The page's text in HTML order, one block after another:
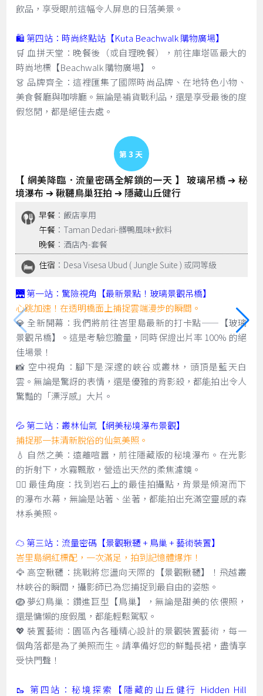
飲品，享受眼前這幅令人屏息的日落美景。
🛍️ 第四站：時尚終點站【Kuta Beachwalk 購物廣場】
🛒 血拼天堂：晚餐後（或自理晚餐），前往庫塔區最大的
時尚地標【Beachwalk 購物廣場】。
👗 品牌齊全：這裡匯集了國際時尚品牌、在地特色小物、
美食餐廳與咖啡廳。無論是補貨戰利品，還是享受最後的度
假悠閒，都是絕佳去處。
Day 3
【 網美降臨．流量密碼全解鎖的一天 】 玻璃吊橋 ➔ 秘
境瀑布 ➔ 鞦韆鳥巢狂拍 ➔ 隱藏山丘健行
早餐 ：飯店享用
午餐 ：Taman Dedari-髒鴨風味+飲料
晚餐 ：酒店內-套餐
住宿 ：Desa Visesa Ubud ( Jungle Suite ) 或同等級
🌉 第一站：驚險視角【最新景點！玻璃景觀吊橋】
心跳加速！在透明橋面上捕捉雲端漫步的瞬間。
💎 全新開幕：我們將前往峇里島最新的打卡點——【玻璃
景觀吊橋】。這是考驗您膽量，同時保證出片率 100% 的絕
佳場景！
📸 空中視角：腳下是深邃的峽谷或叢林，頭頂是藍天白
雲。無論是驚訝的表情，還是優雅的背影殺，都能拍出令人
驚豔的「漂浮感」大片。
💦 第二站：叢林仙氣【網美秘境瀑布景觀】
捕捉那一抹清新脫俗的仙氣美照。
💧 自然之美：遠離喧囂，前往隱藏版的秘境瀑布。在光影
的折射下，水霧飄散，營造出天然的柔焦濾鏡。
🧚‍♀️ 最佳角度：找到岩石上的最佳拍攝點，背景是傾瀉而下
的瀑布水幕，無論是站著、坐著，都能拍出充滿空靈感的森
林系美照。
☁️ 第三站：流量密碼【景觀鞦韆 + 鳥巢 + 藝術裝置】
峇里島網紅標配，一次滿足，拍到記憶體爆炸！
🦅 高空鞦韆：挑戰將您盪向天際的【景觀鞦韆】！飛越叢
林峽谷的瞬間，攝影師已為您捕捉到最自由的姿態。
🪺 夢幻鳥巢：鑽進巨型【鳥巢】，無論是甜美的依偎照，
還是慵懶的度假風，都能輕鬆駕馭。
💖 裝置藝術：園區內各種精心設計的景觀裝置藝術，每一
個角落都是為了美照而生。請準備好您的鮮豔長裙，盡情享
受快門聲！
🥾 第四站：秘境探索【隱藏的山丘健行 Hidden Hill